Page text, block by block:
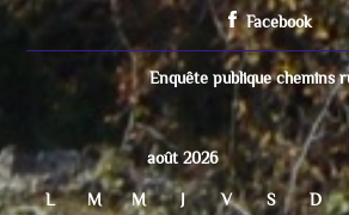
Facebook
Enquête publique chemins
août 2026
L M M J V S
D